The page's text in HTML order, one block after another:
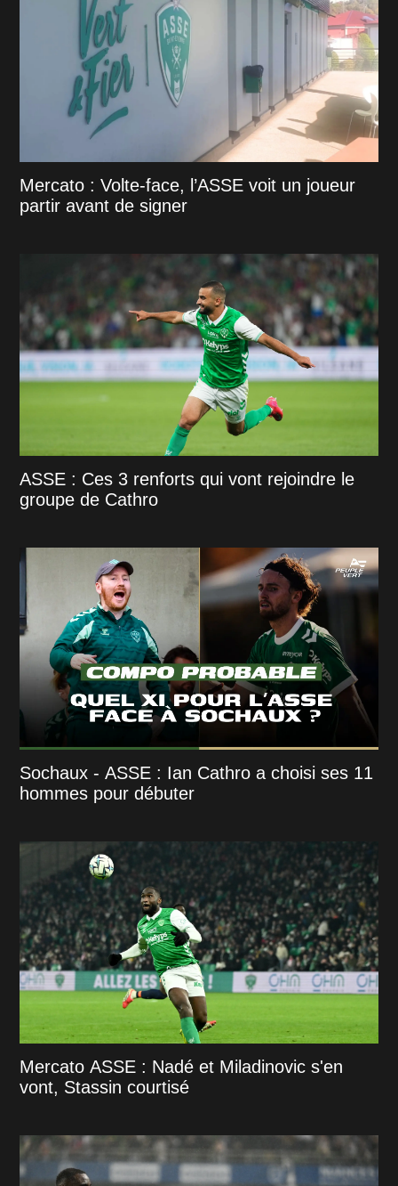
Mercato : Volte-face, l’ASSE voit un joueur
partir avant de signer
ASSE : Ces 3 renforts qui vont rejoindre le
groupe de Cathro
Sochaux - ASSE : Ian Cathro a choisi ses 11
hommes pour débuter
Mercato ASSE : Nadé et Miladinovic s'en
vont, Stassin courtisé